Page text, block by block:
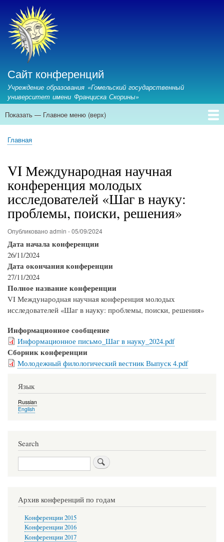
Сайт конференций
Учреждение образования «Гомельский государственный
университет имени Франциска Скорины»
Главное
(верх)
Показать — Главное меню (верх)
Главная
Предстоящие конференции
Архив конференций
Контакты
Строка
Главная
VI Международная научная
конференция молодых
исследователей «Шаг в науку:
проблемы, поиски, решения»
Опубликовано admin -05/09/2024
Дата начала конференции
26/11/2024
Дата окончания конференции
27/11/2024
Полное название конференции
VI Международная научная конференция молодых
исследователей «Шаг в науку: проблемы, поиски, решения»
Информационное сообщение
Информационное письмо_Шаг в науку_2024.pdf
Сборник конференции
Молодежный филологический вестник Выпуск 4.pdf
Язык
Russian
English
Search
Search
Архив конференций по годам
Конференции 2015
Конференции 2016
Конференции 2017